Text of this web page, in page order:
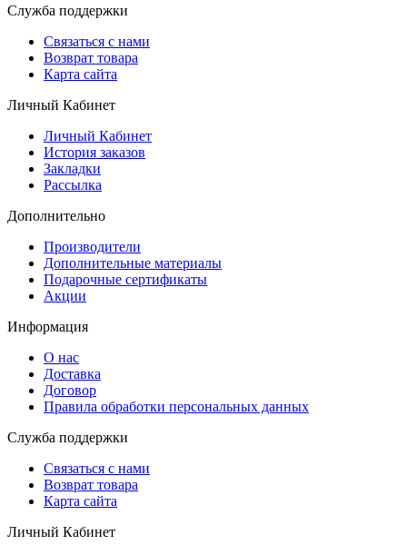
Служба поддержки
Связаться с нами
Возврат товара
Карта сайта
Личный Кабинет
Личный Кабинет
История заказов
Закладки
Рассылка
Дополнительно
Производители
Дополнительные материалы
Подарочные сертификаты
Акции
Информация
О нас
Доставка
Договор
Правила обработки персональных данных
Служба поддержки
Связаться с нами
Возврат товара
Карта сайта
Личный Кабинет